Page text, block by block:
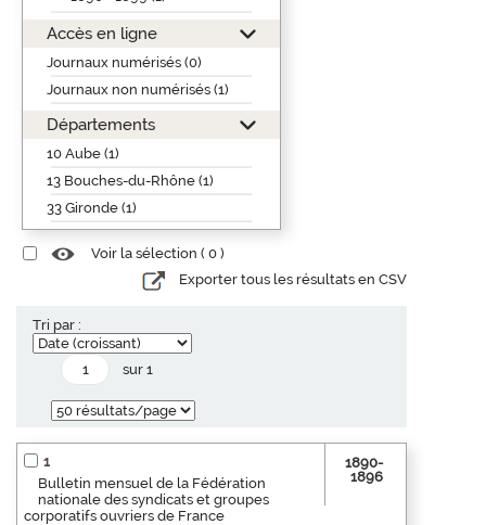
Accès en ligne
Journaux numérisés (0)
Journaux non numérisés (1)
Départements
10 Aube (1)
13 Bouches-du-Rhône (1)
33 Gironde (1)
Voir la sélection ( 0 )
Exporter tous les résultats en CSV
Tri par :
sur 1
1
Bulletin mensuel de la Fédération
nationale des syndicats et groupes
corporatifs ouvriers de France
1890-
1896